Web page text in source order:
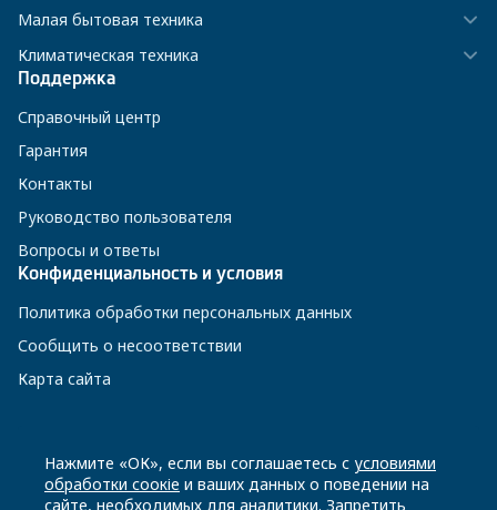
Малая бытовая техника
Климатическая техника
Поддержка
Справочный центр
Гарантия
Контакты
Руководство пользователя
Вопросы и ответы
Конфиденциальность и условия
Политика обработки персональных данных
Сообщить о несоответствии
Карта сайта
8 800 200-23-56
Нажмите «ОК», если вы соглашаетесь с условиями
обработки соокіе и ваших данных о поведении на
сайте, необходимых для аналитики. Запретить